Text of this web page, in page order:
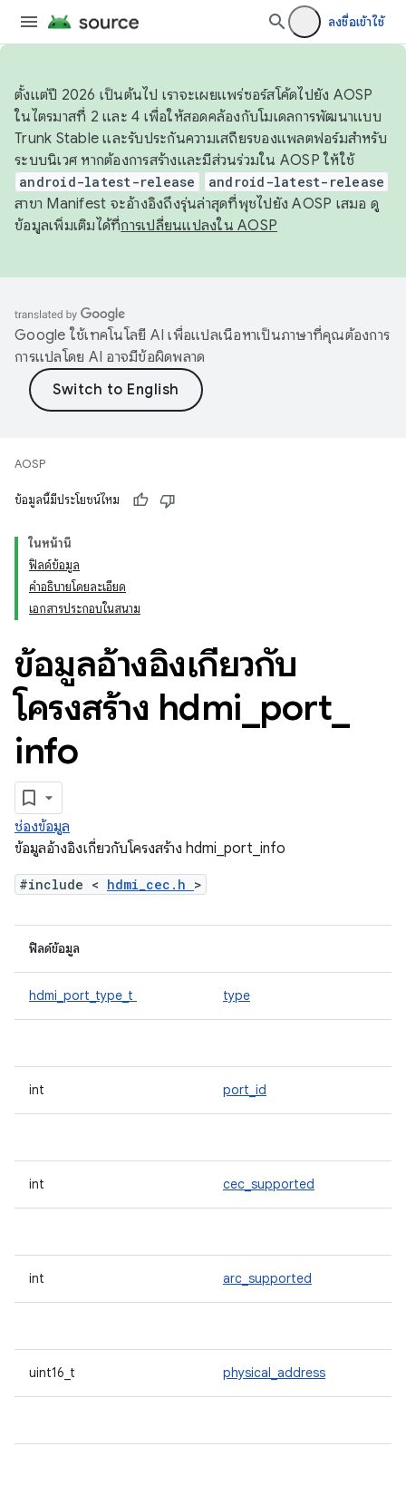
ลงชื่อเข้าใช้
ตั้งแต่ปี 2026 เป็นต้นไป เราจะเผยแพร่ซอร์สโค้ดไปยัง AOSP
ในไตรมาสที่ 2 และ 4 เพื่อให้สอดคล้องกับโมเดลการพัฒนาแบบ
Trunk Stable และรับประกันความเสถียรของแพลตฟอร์มสำหรับ
ระบบนิเวศ หากต้องการสร้างและมีส่วนร่วมใน AOSP ให้ใช้
android-latest-release android-latest-release
สาขา Manifest จะอ้างอิงถึงรุ่นล่าสุดที่พุชไปยัง AOSP เสมอ ดู
ข้อมูลเพิ่มเติมได้ที่การเปลี่ยนแปลงใน AOSP
Google ใช้เทคโนโลยี AI เพื่อแปลเนื้อหาเป็นภาษาที่คุณต้องการ
การแปลโดย AI อาจมีข้อผิดพลาด
AOSP
ข้อมูลนี้มีประโยชน์ไหม
ในหน้านี้
ฟิลด์ข้อมูล
คำอธิบายโดยละเอียด
เอกสารประกอบในสนาม
ข้อมูลอ้างอิงเกี่ยวกับ
โครงสร้าง hdmi port
info
ช่องข้อมูล
ข้อมูลอ้างอิงเกี่ยวกับโครงสร้าง hdmi_port_info
#include < hdmi_cec.h >
ฟิลด์ข้อมูล
hdmi_port_type_t type
int port_id
int cec_supported
int arc_supported
uint16_t physical_address